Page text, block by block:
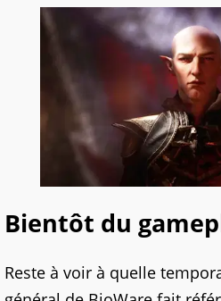
Bientôt du
Reste à voir à quelle